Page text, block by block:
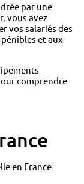
par une
vous avez
vos salariés des
et aux
comprendre
en France